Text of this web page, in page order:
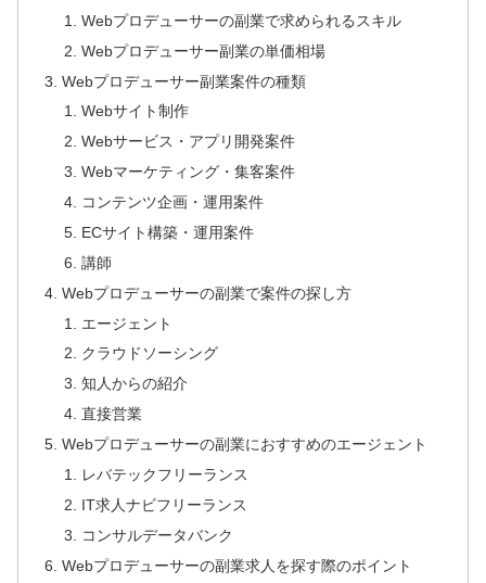
Webプロデューサーの副業で求められるスキル
Webプロデューサー副業の単価相場
Webプロデューサー副業案件の種類
Webサイト制作
Webサービス・アプリ開発案件
Webマーケティング・集客案件
コンテンツ企画・運用案件
ECサイト構築・運用案件
講師
Webプロデューサーの副業で案件の探し方
エージェント
クラウドソーシング
知人からの紹介
直接営業
Webプロデューサーの副業におすすめのエージェント
レバテックフリーランス
IT求人ナビフリーランス
コンサルデータバンク
Webプロデューサーの副業求人を探す際のポイント